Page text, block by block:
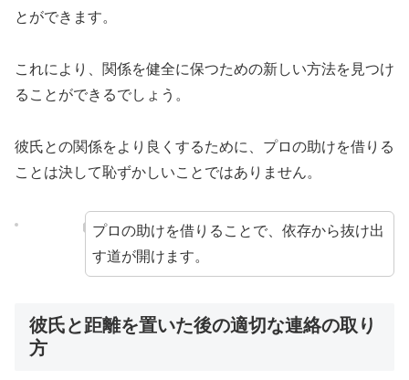
とができます。
これにより、関係を健全に保つための新しい方法を見つけ
ることができるでしょう。
彼氏との関係をより良くするために、プロの助けを借りる
ことは決して恥ずかしいことではありません。
プロの助けを借りることで、依存から抜け出
す道が開けます。
彼氏と距離を置いた後の適切な連絡の取り
方